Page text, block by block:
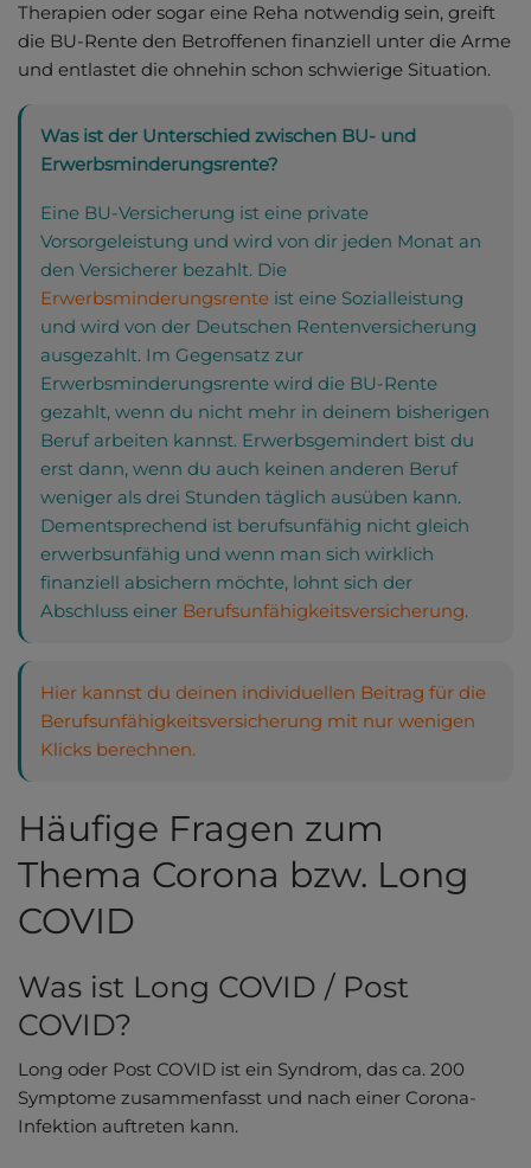
Therapien oder sogar eine Reha notwendig sein, greift
die BU-Rente den Betroffenen finanziell unter die Arme
und entlastet die ohnehin schon schwierige Situation.
Was ist der Unterschied zwischen BU- und
Erwerbsminderungsrente?
Eine BU-Versicherung ist eine private
Vorsorgeleistung und wird von dir jeden Monat an
den Versicherer bezahlt. Die
Erwerbsminderungsrente ist eine Sozialleistung
und wird von der Deutschen Rentenversicherung
ausgezahlt. Im Gegensatz zur
Erwerbsminderungsrente wird die BU-Rente
gezahlt, wenn du nicht mehr in deinem bisherigen
Beruf arbeiten kannst. Erwerbsgemindert bist du
erst dann, wenn du auch keinen anderen Beruf
weniger als drei Stunden täglich ausüben kann.
Dementsprechend ist berufsunfähig nicht gleich
erwerbsunfähig und wenn man sich wirklich
finanziell absichern möchte, lohnt sich der
Abschluss einer Berufsunfähigkeitsversicherung.
Hier kannst du deinen individuellen Beitrag für die
Berufsunfähigkeitsversicherung mit nur wenigen
Klicks berechnen.
Häufige Fragen zum
Thema Corona bzw. Long
COVID
Was ist Long COVID / Post
COVID?
Long oder Post COVID ist ein Syndrom, das ca. 200
Symptome zusammenfasst und nach einer Corona-
Infektion auftreten kann.